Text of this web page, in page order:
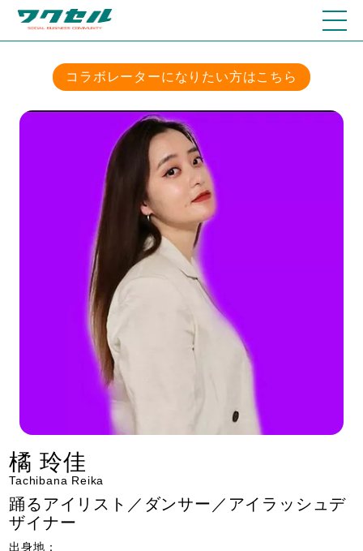
コラボレーターになりたい方はこちら
橘 玲佳
Tachibana Reika
踊るアイリスト／ダンサー／アイラッシュデ
ザイナー
出身地：